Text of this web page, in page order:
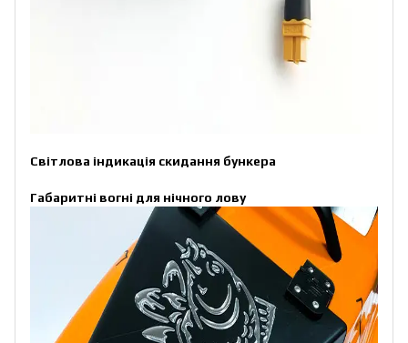
Світлова індикація скидання бункера
Габаритні вогні для нічного лову